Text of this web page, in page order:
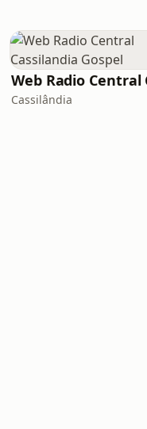
Cassilândia